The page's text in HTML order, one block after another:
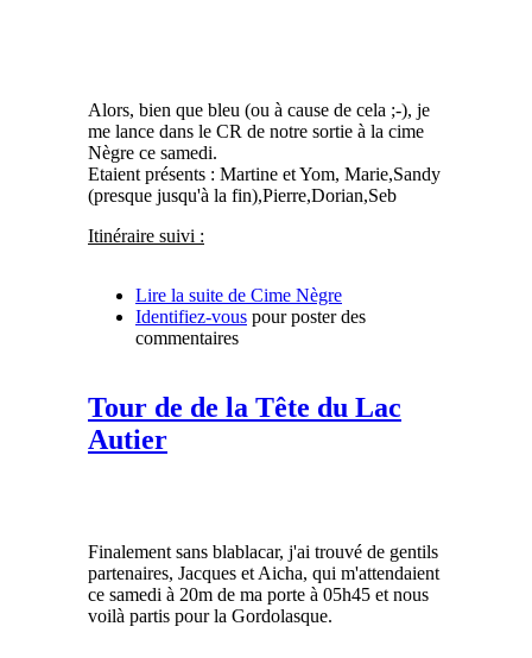
Alors, bien que bleu (ou à cause de cela ;-), je
me lance dans le CR de notre sortie à la cime
Nègre ce samedi.
Etaient présents : Martine et Yom, Marie,Sandy
(presque jusqu'à la fin),Pierre,Dorian,Seb
Itinéraire suivi :
Lire la suite de Cime Nègre
Identifiez-vous pour poster des
commentaires
Tour de de la Tête du Lac
Autier
Finalement sans blablacar, j'ai trouvé de gentils
partenaires, Jacques et Aicha, qui m'attendaient
ce samedi à 20m de ma porte à 05h45 et nous
voilà partis pour la Gordolasque.